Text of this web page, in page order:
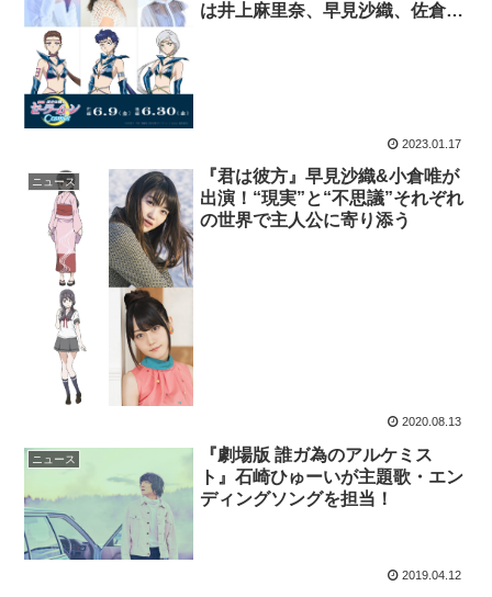
は井上麻里奈、早見沙織、佐倉綾
2023.01.17
ニュース
『君は彼方』早見沙織&小倉唯が
出演！“現実”と“不思議”それぞれ
の世界で主人公に寄り添う
2020.08.13
ニュース
『劇場版 誰ガ為のアルケミス
ト』石崎ひゅーいが主題歌・エン
ディングソングを担当！
2019.04.12